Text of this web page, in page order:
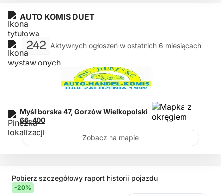
Pobierz szczegółowy raport historii pojazdu
-20%
AUTO KOMIS DUET
242 Aktywnych ogłoszeń w ostatnich 6 miesiącach
Myśliborska 47, Gorzów Wielkopolski
66-400
Zobacz na mapie